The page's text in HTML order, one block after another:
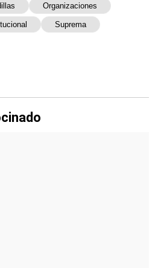
Organizaciones
Suprema